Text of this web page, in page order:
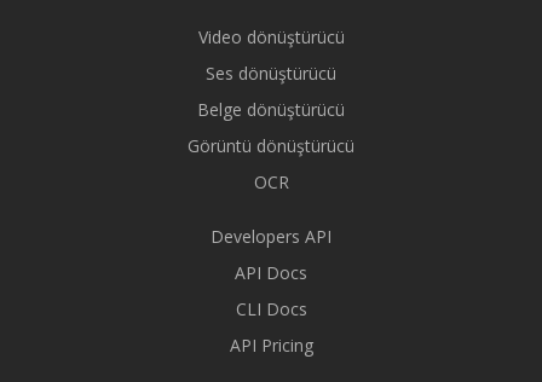
Video dönüştürücü
Ses dönüştürücü
Belge dönüştürücü
Görüntü dönüştürücü
OCR
Developers API
API Docs
CLI Docs
API Pricing